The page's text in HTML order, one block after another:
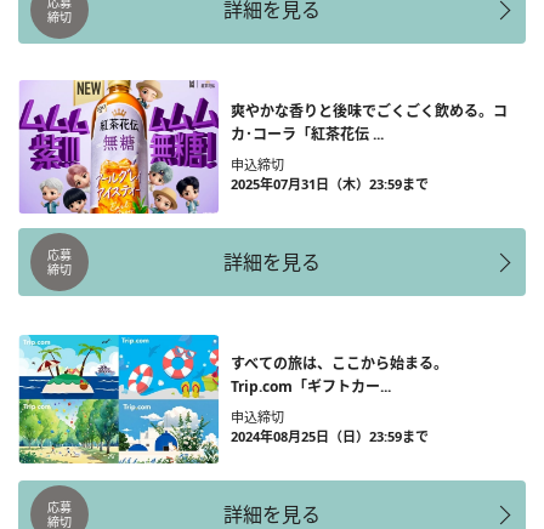
詳細を見る
締切
爽やかな香りと後味でごくごく飲める。コ
カ･コーラ「紅茶花伝 ...
申込締切
2025年07月31日（木）23:59まで
詳細を見る
応募
締切
すべての旅は、ここから始まる。
Trip.com「ギフトカー...
申込締切
2024年08月25日（日）23:59まで
詳細を見る
応募
締切